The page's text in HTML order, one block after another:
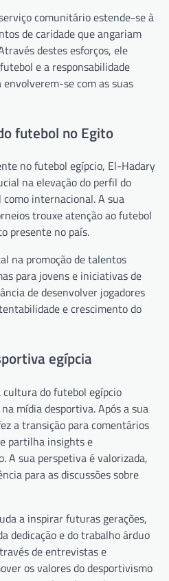
comunitário estende-se à
de caridade que angariam
destes esforços, ele
e a responsabilidade
se com as suas
futebol no Egito
no futebol egípcio, El-Hadary
na elevação do perfil do
internacional. A sua
trouxe atenção ao futebol
presente no país.
na promoção de talentos
para jovens e iniciativas de
de desenvolver jogadores
e crescimento do
egípcia
do futebol egípcio
mídia desportiva. Após a sua
a transição para comentários
partilha insights e
A sua perspetiva é valorizada,
para as discussões sobre
a inspirar futuras gerações,
dedicação e do trabalho árduo
de entrevistas e
os valores do desportivismo